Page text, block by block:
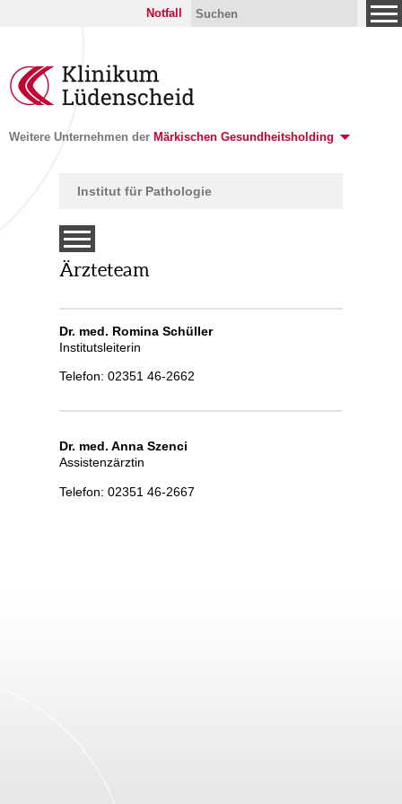
Notfall
Weitere Unternehmen der Märkischen Gesundheitsholding
Institut für Pathologie
Ärzteteam
Dr. med. Romina Schüller
Institutsleiterin
Telefon: 02351 46-2662
Dr. med. Anna Szenci
Assistenzärztin
Telefon: 02351 46-2667